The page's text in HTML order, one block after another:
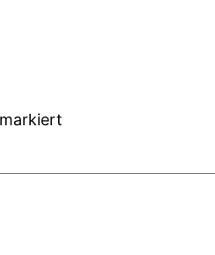
markiert